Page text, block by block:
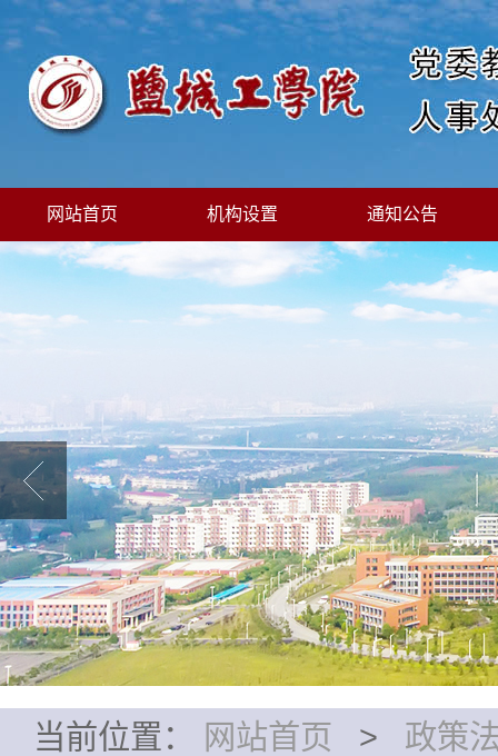
网站首页 机构设置 通知公告
当前位置： 网站首页 > 政策